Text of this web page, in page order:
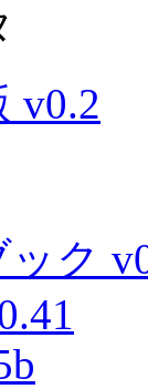
v0.2
ク